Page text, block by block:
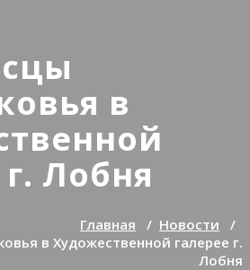
в
Лобня
Главная / Новости /
в Художественной галерее г.
Лобня